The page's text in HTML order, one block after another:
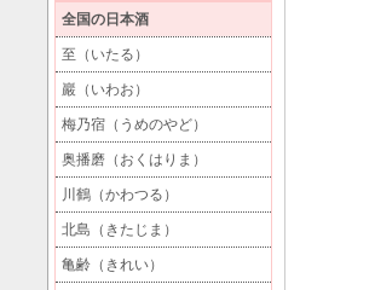
全国の日本酒
至（いたる）
巖（いわお）
梅乃宿（うめのやど）
奥播磨（おくはりま）
川鶴（かわつる）
北島（きたじま）
亀齢（きれい）